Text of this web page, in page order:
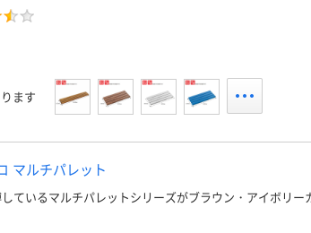
ます
マルチパレット
ているマルチパレットシリーズがブラウン・アイボリー